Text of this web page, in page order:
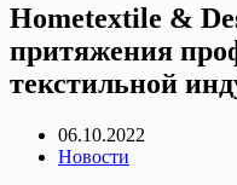
Hometextile &
притяжения
текстильной
06.10.2022
Новости